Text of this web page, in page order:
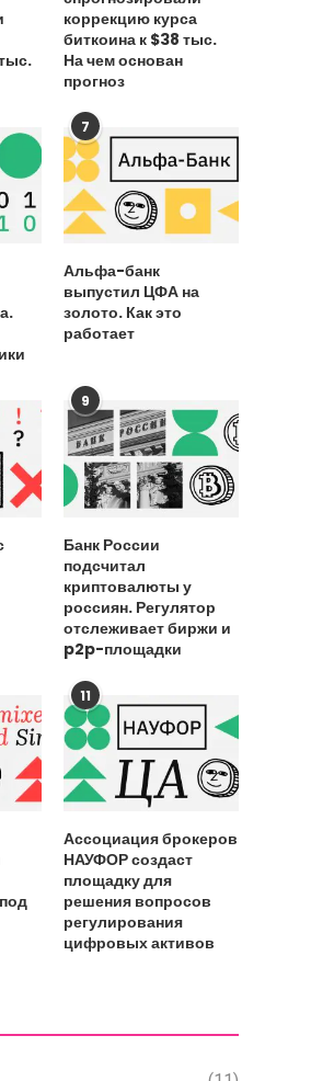
Celestia
прошлом
потребовали выкуп в
15 сентября, 2025
коррекцию курса
биткоина к $38 тыс.
На чем основан
прогноз
7
Альфа-банк
выпустил ЦФА на
золото. Как это
работает
9
Банк России
подсчитал
криптовалюты у
россиян. Регулятор
отслеживает биржи и
p2p-площадки
11
Ассоциация брокеров
НАУФОР создаст
площадку для
решения вопросов
регулирования
цифровых активов